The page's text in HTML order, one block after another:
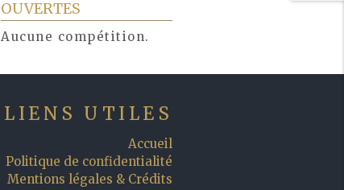
OUVERTES
Aucune compétition.
LIENS UTILES
Accueil
Politique de confidentialité
Mentions légales & Crédits